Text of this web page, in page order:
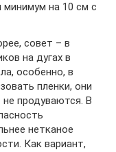
на 10 см с
совет – в
на дугах в
особенно, в
пленки, они
продуваются. В
нетканое
Как вариант,